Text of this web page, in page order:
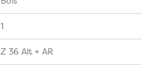
1
Z 36 Alt + AR